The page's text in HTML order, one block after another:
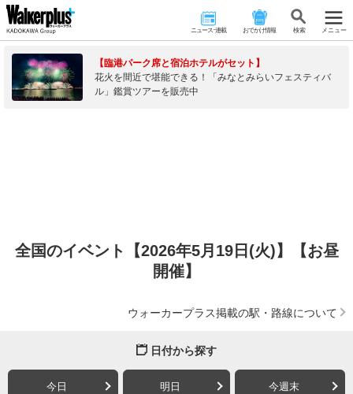
ニュース･連載 おでかけ情報 検 索 メニュー
【臨港パーク席と宿泊ホテルがセット】
花火を間近で堪能できる！「みなとみらいフェスティバ
ル」鑑賞ツアーを販売中
全国のイベント【2026年5月19日(火)】【お昼
開催】
ウォーカープラス掲載の駅・路線について
日付から探す
今日 明日 今週末